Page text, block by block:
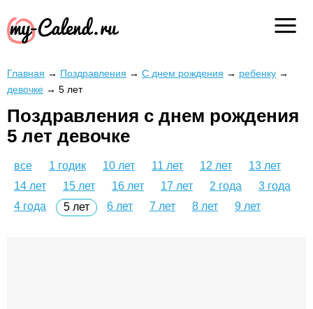
Главная → Поздравления → С днем рождения → ребенку →
девочке → 5 лет
Поздравления с днем рождения
5 лет девочке
все 1 годик 10 лет 11 лет 12 лет
13 лет
14 лет
15 лет 16 лет 17 лет 2 года
3 года
4 года
5 лет 6 лет 7 лет 8 лет 9 лет